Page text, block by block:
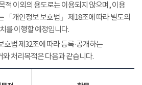
적 이외의 용도로는 이용되지 않으며, 이용
「개인정보 보호법」 제18조에 따라 별도의
를 이행할 예정입니다.
호법 제32조에 따라 등록·공개하는
처리목적은 다음과 같습니다.